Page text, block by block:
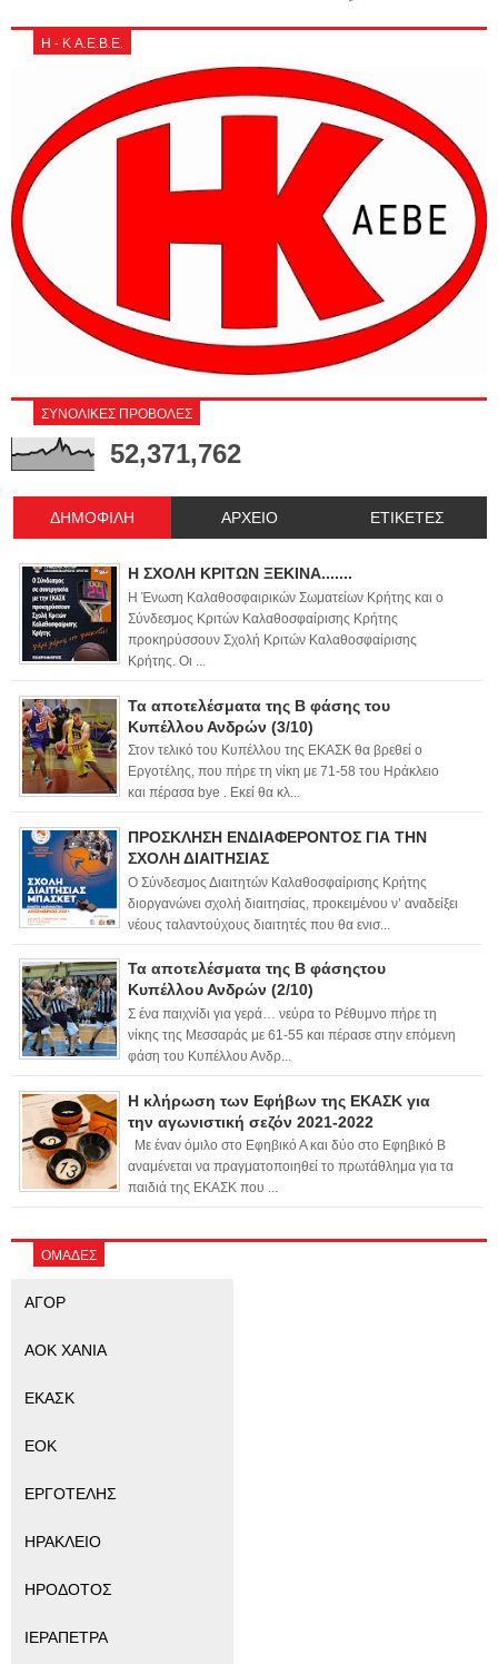
Η - Κ Α.Ε.Β.Ε.
ΣΥΝΟΛΙΚΕΣ ΠΡΟΒΟΛΕΣ
52,371,762
ΔΗΜΟΦΙΛΗ ΑΡΧΕΙΟ ΕΤΙΚΕΤΕΣ
Η ΣΧΟΛΗ ΚΡΙΤΩΝ ΞΕΚΙΝΑ.......
Η Ένωση Καλαθοσφαιρικών Σωματείων Κρήτης και ο
Σύνδεσμος Κριτών Καλαθοσφαίρισης Κρήτης
προκηρύσσουν Σχολή Κριτών Καλαθοσφαίρισης
Κρήτης. Οι ...
Τα αποτελέσματα της Β φάσης του
Κυπέλλου Ανδρών (3/10)
Στον τελικό του Κυπέλλου της ΕΚΑΣΚ θα βρεθεί ο
Εργοτέλης, που πήρε τη νίκη με 71-58 του Ηράκλειο
και πέρασα bye . Εκεί θα κλ...
ΠΡΟΣΚΛΗΣΗ ΕΝΔΙΑΦΕΡΟΝΤΟΣ ΓΙΑ ΤΗΝ
ΣΧΟΛΗ ΔΙΑΙΤΗΣΙΑΣ
Ο Σύνδεσμος Διαιτητών Καλαθοσφαίρισης Κρήτης
διοργανώνει σχολή διαιτησίας, προκειμένου ν’ αναδείξει
νέους ταλαντούχους διαιτητές που θα ενισ...
Τα αποτελέσματα της Β φάσηςτου
Κυπέλλου Ανδρών (2/10)
Σ ένα παιχνίδι για γερά… νεύρα το Ρέθυμνο πήρε τη
νίκης της Μεσσαράς με 61-55 και πέρασε στην επόμενη
φάση του Κυπέλλου Ανδρ...
Η κλήρωση των Εφήβων της ΕΚΑΣΚ για
την αγωνιστική σεζόν 2021-2022
Με έναν όμιλο στο Εφηβικό Α και δύο στο Εφηβικό Β
αναμένεται να πραγματοποιηθεί το πρωτάθλημα για τα
παιδιά της ΕΚΑΣΚ που ...
ΟΜΑΔΕΣ
ΑΓΟΡ
ΑΟΚ ΧΑΝΙΑ
ΕΚΑΣΚ
ΕΟΚ
ΕΡΓΟΤΕΛΗΣ
ΗΡΑΚΛΕΙΟ
ΗΡΟΔΟΤΟΣ
ΙΕΡΑΠΕΤΡΑ